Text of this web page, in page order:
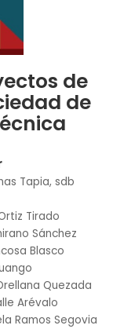
de
de
Tapia, sdb
Tirado
Sánchez
Blasco
Quezada
Arévalo
Ramos Segovia